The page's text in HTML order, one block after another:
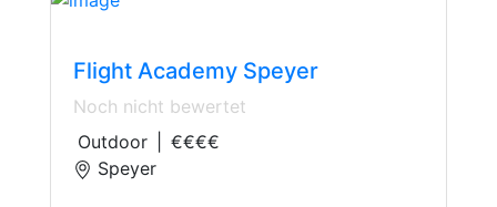
Flight Academy Speyer
Noch nicht bewertet
Outdoor
€€€€
Speyer